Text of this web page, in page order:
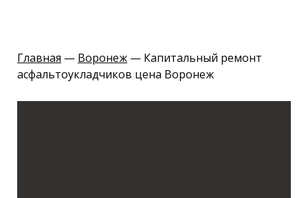
Главная — Воронеж — Капитальный ремонт
асфальтоукладчиков цена Воронеж